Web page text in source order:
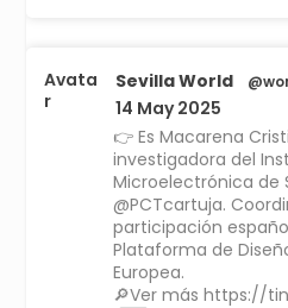
Avata
r
Sevilla World
14 May 2025
👉 Es Macarena
investigadora del
Microelectrónica de
@PCTcartuja.
participación
Plataforma de
Europea.
🔎Ver más https://